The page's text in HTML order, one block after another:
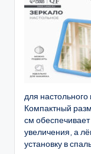
для
Компактный
см
увеличения, а
установку в